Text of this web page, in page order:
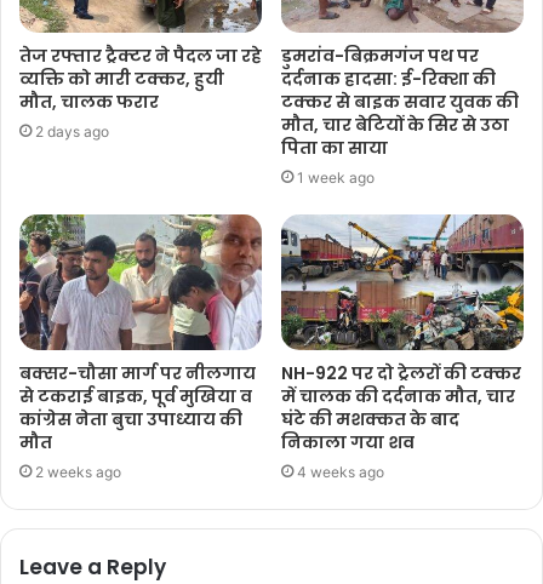
तेज रफ्तार ट्रैक्टर ने पैदल जा रहे
व्यक्ति को मारी टक्कर, हुयी
मौत, चालक फरार
2 days ago
डुमरांव-बिक्रमगंज पथ पर
दर्दनाक हादसा: ई-रिक्शा की
टक्कर से बाइक सवार युवक की
मौत, चार बेटियों के सिर से उठा
पिता का साया
1 week ago
बक्सर-चौसा मार्ग पर नीलगाय
से टकराई बाइक, पूर्व मुखिया व
कांग्रेस नेता बुचा उपाध्याय की
मौत
2 weeks ago
NH-922 पर दो ट्रेलरों की टक्कर
में चालक की दर्दनाक मौत, चार
घंटे की मशक्कत के बाद
निकाला गया शव
4 weeks ago
Leave a Reply